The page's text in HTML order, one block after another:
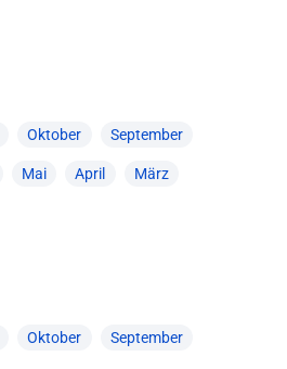
Oktober September
Mai April März
Oktober September